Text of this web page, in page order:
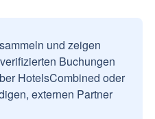
und zeigen
Buchungen
HotelsCombined oder
externen Partner